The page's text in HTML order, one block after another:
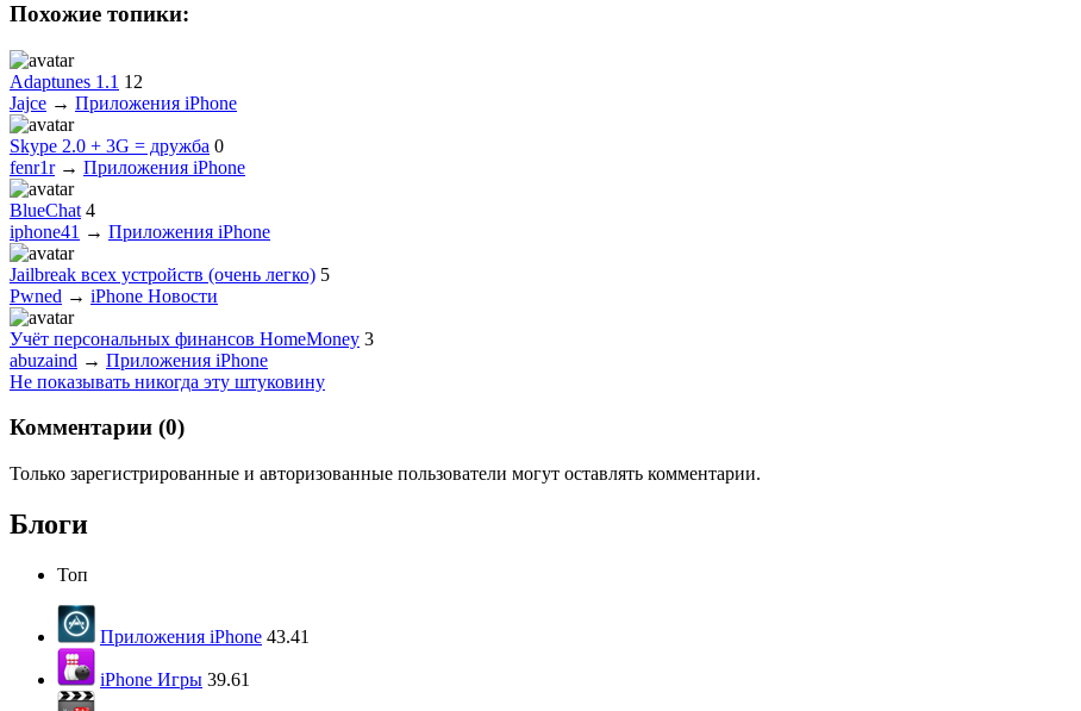
Похожие топики:
Adaptunes 1.1 12
Jajce → Приложения iPhone
Skype 2.0 + 3G = дружба 0
fenr1r→ Приложения iPhone
BlueChat 4
iphone41 → Приложения iPhone
Jailbreak всех устройств (очень легко) 5
Pwned → iPhone Новости
Учёт персональных финансов HomeMoney 3
abuzaind → Приложения iPhone
Не показывать никогда эту штуковину
Комментарии (0)
Только зарегистрированные и авторизованные пользователи могут оставлять комментарии.
Блоги
Топ
Приложения iPhone 43.41
iPhone Игры 39.61